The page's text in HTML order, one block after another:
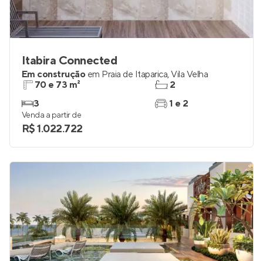
Itabira Connected
Em construção em Praia de Itaparica,Vila Velha
70 e 73 m²
3
2
1 e 2
Venda a partir de
R$ 1.022.722